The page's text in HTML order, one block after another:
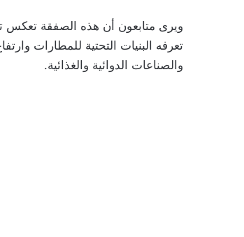
ويرى متابعون أن هذه الصفقة تعكس
تعرفه البنيات التحتية للمطارات
والصناعات الدوائية والغذائية.